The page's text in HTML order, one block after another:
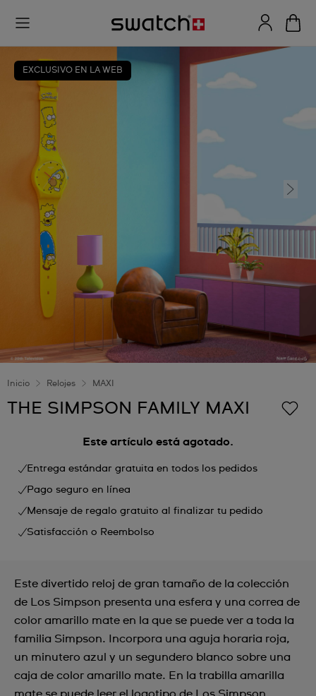
EXCLUSIVO EN LA WEB
Inicio Relojes MAXI
THE SIMPSON FAMILY MAXI
Este artículo está agotado.
Entrega estándar gratuita en todos los pedidos
Pago seguro en línea
Mensaje de regalo gratuito al finalizar tu pedido
Satisfacción o Reembolso
Este divertido reloj de gran tamaño de la colección
de Los Simpson presenta una esfera y una correa de
color amarillo mate en la que se puede ver a toda la
familia Simpson. Incorpora una aguja horaria roja,
un minutero azul y un segundero blanco sobre una
caja de color amarillo mate. En la trabilla amarilla